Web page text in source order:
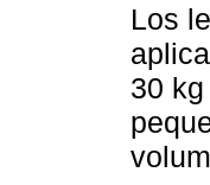
Los
30